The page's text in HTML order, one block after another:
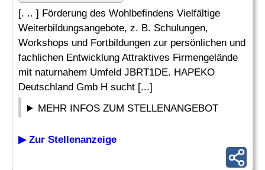
[. .. ] Förderung des Wohlbefindens Vielfältige
Weiterbildungsangebote, z. B. Schulungen,
Workshops und Fortbildungen zur persönlichen und
fachlichen Entwicklung Attraktives Firmengelände
mit naturnahem Umfeld JBRT1DE. HAPEKO
Deutschland Gmb H sucht [...]
MEHR INFOS ZUM STELLENANGEBOT
▶ Zur Stellenanzeige